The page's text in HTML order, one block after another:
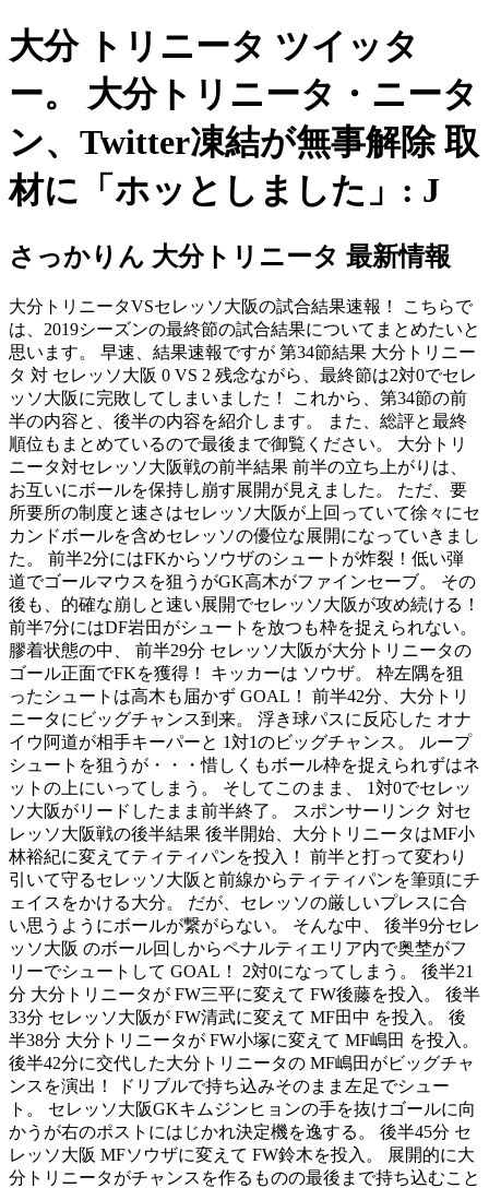
大分 トリニータ ツイッタ
ー。 大分トリニータ・ニータ
ン、Twitter凍結が無事解除 取
材に「ホッとしました」: J
さっかりん 大分トリニータ 最新情報
大分トリニータVSセレッソ大阪の試合結果速報！ こちらで
は、2019シーズンの最終節の試合結果についてまとめたいと
思います。 早速、結果速報ですが 第34節結果 大分トリニー
タ 対 セレッソ大阪 0 VS 2 残念ながら、最終節は2対0でセレ
ッソ大阪に完敗してしまいました！ これから、第34節の前
半の内容と、後半の内容を紹介します。 また、総評と最終
順位もまとめているので最後まで御覧ください。 大分トリ
ニータ対セレッソ大阪戦の前半結果 前半の立ち上がりは、
お互いにボールを保持し崩す展開が見えました。 ただ、要
所要所の制度と速さはセレッソ大阪が上回っていて徐々にセ
カンドボールを含めセレッソの優位な展開になっていきまし
た。 前半2分にはFKからソウザのシュートが炸裂！低い弾
道でゴールマウスを狙うがGK高木がファインセーブ。 その
後も、的確な崩しと速い展開でセレッソ大阪が攻め続ける！
前半7分にはDF岩田がシュートを放つも枠を捉えられない。
膠着状態の中、 前半29分 セレッソ大阪が大分トリニータの
ゴール正面でFKを獲得！ キッカーは ソウザ。 枠左隅を狙
ったシュートは高木も届かず GOAL！ 前半42分、大分トリ
ニータにビッグチャンス到来。 浮き球パスに反応した オナ
イウ阿道が相手キーパーと 1対1のビッグチャンス。 ループ
シュートを狙うが・・・惜しくもボール枠を捉えられずはネ
ットの上にいってしまう。 そしてこのまま、 1対0でセレッ
ソ大阪がリードしたまま前半終了。 スポンサーリンク 対セ
レッソ大阪戦の後半結果 後半開始、大分トリニータはMF小
林裕紀に変えてティティパンを投入！ 前半と打って変わり
引いて守るセレッソ大阪と前線からティティパンを筆頭にチ
ェイスをかける大分。 だが、セレッソの厳しいプレスに合
い思うようにボールが繋がらない。 そんな中、 後半9分セレ
ッソ大阪 のボール回しからペナルティエリア内で奥埜がフ
リーでシュートして GOAL！ 2対0になってしまう。 後半21
分 大分トリニータが FW三平に変えて FW後藤を投入。 後半
33分 セレッソ大阪が FW清武に変えて MF田中 を投入。 後
半38分 大分トリニータが FW小塚に変えて MF嶋田 を投入。
後半42分に交代した大分トリニータの MF嶋田がビッグチャ
ンスを演出！ ドリブルで持ち込みそのまま左足でシュー
ト。 セレッソ大阪GKキムジンヒョンの手を抜けゴールに向
かうが右のポストにはじかれ決定機を逸する。 後半45分 セ
レッソ大阪 MFソウザに変えて FW鈴木を投入。 展開的に大
分トリニータがチャンスを作るものの最後まで持ち込むこと